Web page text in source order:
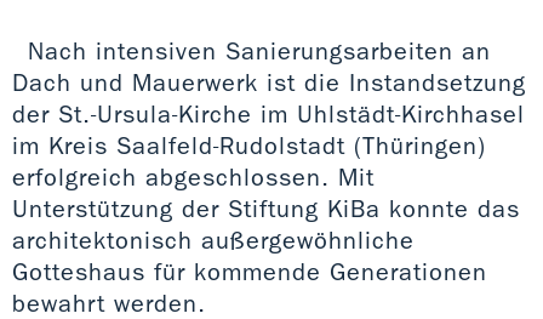
Nach intensiven Sanierungsarbeiten an
Dach und Mauerwerk ist die Instandsetzung
der St.-Ursula-Kirche im Uhlstädt-Kirchhasel
im Kreis Saalfeld-Rudolstadt (Thüringen)
erfolgreich abgeschlossen. Mit
Unterstützung der Stiftung KiBa konnte das
architektonisch außergewöhnliche
Gotteshaus für kommende Generationen
bewahrt werden.